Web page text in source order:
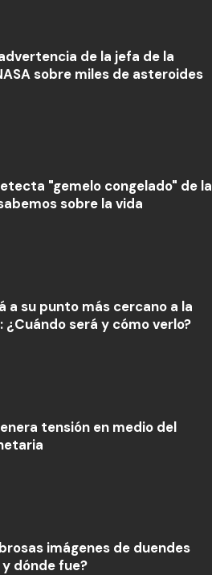
de la jefa de la
sobre miles de asteroides
"gemelo congelado" de la
sobre la vida
a su punto más cercano a la
¿Cuándo será y cómo verlo?
tensión en medio del
imágenes de duendes
y dónde fue?